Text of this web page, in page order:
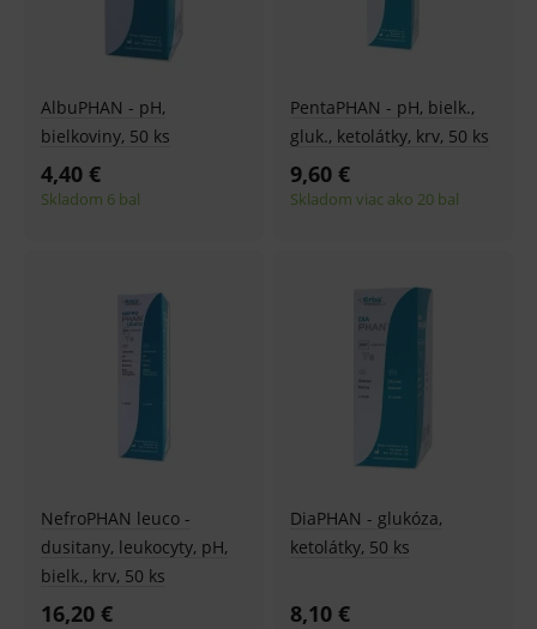
AlbuPHAN - pH,
bielkoviny, 50 ks
4,40 €
Skladom 6 bal
PentaPHAN - pH, bielk.,
gluk., ketolátky, krv, 50 ks
9,60 €
Skladom viac ako 20 bal
NefroPHAN leuco -
dusitany, leukocyty, pH,
bielk., krv, 50 ks
16,20 €
DiaPHAN - glukóza,
ketolátky, 50 ks
8,10 €